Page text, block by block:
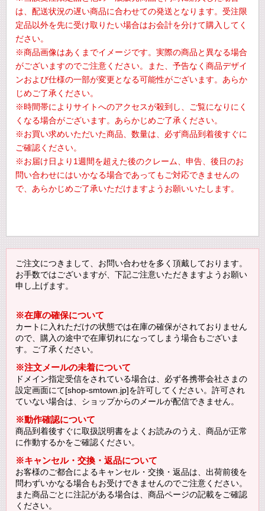
は、配送状況の遅い商品に合わせての発送となります。受注限
定品以外を先に受け取りたい場合はお会計を分けて購入してく
ださい。
※商品画像はあくまでイメージです。実際の商品と異なる場合
がございますのでご注意ください。また、予告なく商品デザイ
ンおよび仕様の一部が変更となる可能性がございます。あらか
じめご了承ください。
※時間帯によりサイトへのアクセスが殺到し、ご覧になりにく
くなる場合がございます。あらかじめご了承ください。
※お買い求めいただいた商品、数量は、必ず商品到着後すぐに
ご確認ください。
※お届け日より1週間を超えた後のクレーム、申告、後日のお
問い合わせにはいかなる場合であってもご対応できませんの
で、あらかじめご了承いただけますようお願いいたします。
ご注文につきまして、お問い合わせを多く頂戴しております。
お手数ではございますが、下記ご注意いただきますようお願い
申し上げます。
※在庫の確保について
カートに入れただけの状態では在庫の確保がされておりません
ので、購入の途中で在庫切れになってしまう場合もございま
す。ご了承ください。
※注文メールの未着について
ドメイン指定受信をされている場合は、必ず各携帯会社さまの
設定画面にて[shop-smtown.jp]を許可してください。許可され
ていない場合は、ショップからのメールが配信できません。
※動作確認について
商品到着後すぐに取扱説明書をよくお読みのうえ、商品が正常
に作動するかをご確認ください。
※キャンセル・交換・返品について
お客様のご都合によるキャンセル・交換・返品は、出荷前後を
問わずいかなる場合もお受けできませんのでご注意ください。
また商品ごとに注記がある場合は、商品ページの記載をご確認
ください。